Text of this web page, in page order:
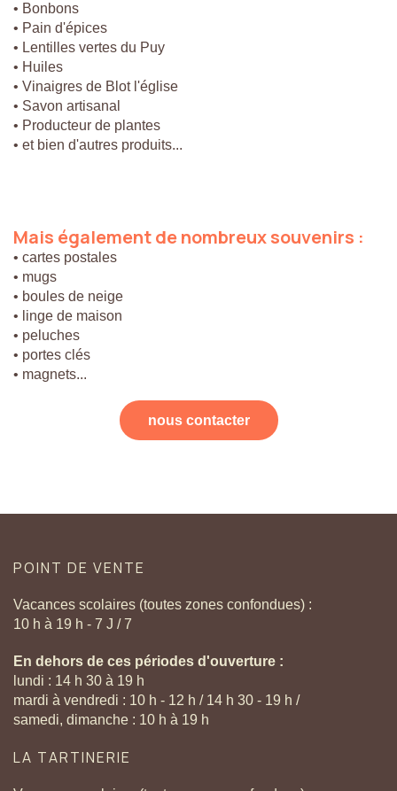
• Bonbons
• Pain d'épices
• Lentilles vertes du Puy
• Huiles
• Vinaigres de Blot l'église
• Savon artisanal
• Producteur de plantes
• et bien d'autres produits...
Mais égalementdenombreuxsouvenirs :
• cartes postales
• mugs
• boules de neige
• linge de maison
• peluches
• portes clés
• magnets...
nous contacter
POINT DE VENTE
Vacances scolaires (toutes zones confondues) :
10 h à 19 h - 7 J / 7
En dehors de ces périodes d'ouverture :
lundi : 14 h 30 à 19 h
mardi à vendredi : 10 h - 12 h / 14 h 30 - 19 h /
samedi, dimanche : 10 h à 19 h
LA TARTINERIE